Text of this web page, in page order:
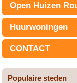
Open Huizen
Huurwoningen
CONTACT
Populaire steden